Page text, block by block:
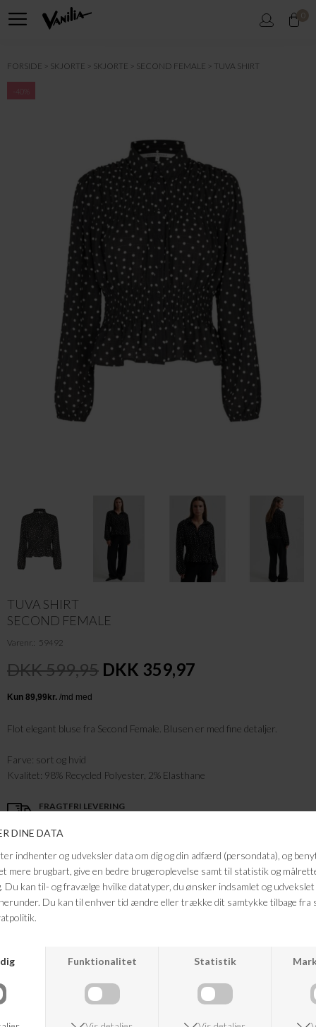
0
FORSIDE SKJORTE SKJORTE SECOND FEMALE TUVA SHIRT
-40%
TUVA SHIRT
SECOND FEMALE
Varenr. 59492
DKK 599,95 DKK 359,97
Flot elegant bluse fra Second Female. Blusen er med fine detaljer.
Farve: sort og hvid
Kvalitet: 98% Recycled Polyester, 2% Elasthane
FRAGTFRI LEVERING
14 DAGES RETURRET
KUNDESERVICE
+46 86 60 21 22
ANDRE KØBTE OGSÅ